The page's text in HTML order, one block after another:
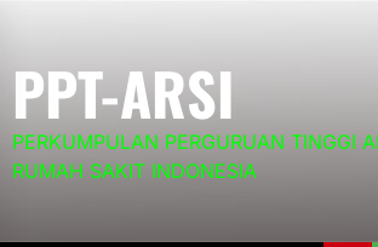
the
content
PPT-ARSI
PERKUMPULAN PERGURUAN TINGGI
RUMAH SAKIT INDONESIA